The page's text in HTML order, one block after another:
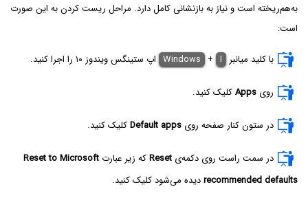
به‌هم‌ریخته است و نیاز به بازنشانی کامل دارد. مراحل ریست کردن به این صورت
است:
با کلید میانبر Windows + I اپ ستینگس ویندوز ۱۰ را اجرا کنید.
روی Appsکلیک کنید.
در ستون کنار صفحه روی Default appsکلیک کنید.
در سمت راست روی دکمه‌ی Resetکه زیر عبارت Reset to Microsoft
recommended defaultsدیده می‌شود کلیک کنید.